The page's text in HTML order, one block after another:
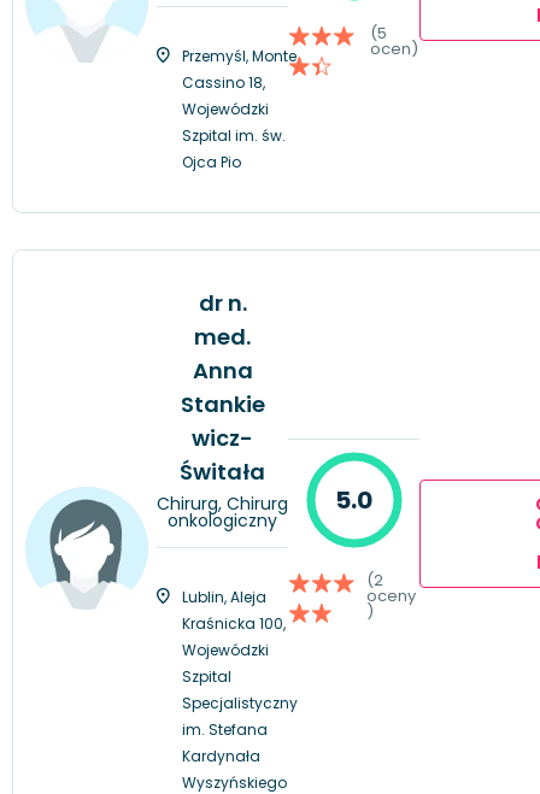
Przemyśl, Monte
Cassino 18,
Wojewódzki
Szpital im. św.
Ojca Pio
(5
ocen)
dr n.
med.
Anna
Stankie
wicz-
Świtała
Chirurg, Chirurg
onkologiczny
Lublin, Aleja
Kraśnicka 100,
Wojewódzki
Szpital
Specjalistyczny
im. Stefana
Kardynała
Wyszyńskiego
5.0
(2
oceny
)